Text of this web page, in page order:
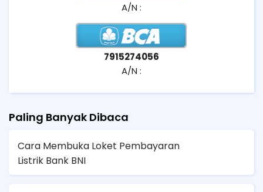
A/N :
7915274056
A/N :
Paling Banyak Dibaca
Cara Membuka Loket Pembayaran
Listrik Bank BNI